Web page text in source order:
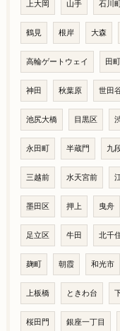
上大岡 山手 石川町
鶴見 根岸 大森
高輪ゲートウェイ 田町
神田 秋葉原 世田
池尻大橋 目黒区
永田町 半蔵門 九
三越前 水天宮前
墨田区 押上 曳舟
足立区 牛田 北千
麹町 朝霞 和光市
上板橋 ときわ台
桜田門 銀座一丁目